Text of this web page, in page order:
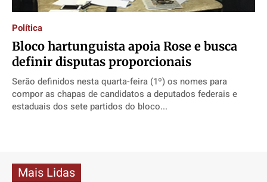
Direitos
Economia
Cultura
Colunas
Caetano Roque
Gustavo Bastos
Publicidade Legal
Direitos
Economia
Cultura
Colunas
Caetano Roque
Gustavo Bastos
Publicidade Legal
Direitos
Economia
Cultura
Colunas
Caetano Roque
Gustavo Bastos
Publicidade Legal
Direitos
Economia
Cultura
Colunas
Caetano Roque
Gustavo Bastos
Publicidade Legal
Política
Bloco hartunguista apoia Rose e busca
definir disputas proporcionais
Serão definidos nesta quarta-feira (1º) os nomes para
compor as chapas de candidatos a deputados federais e
estaduais dos sete partidos do bloco...
Mais Lidas